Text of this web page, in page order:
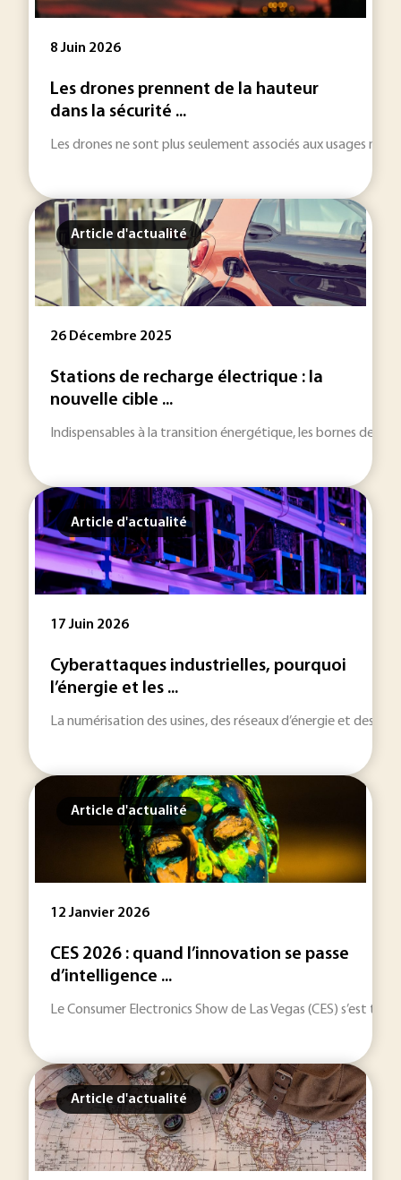
8 Juin 2026
Les drones prennent de la hauteur
dans la sécurité ...
Les drones ne sont plus seulement associés aux usages
Article d'actualité
26 Décembre 2025
Stations de recharge électrique : la
nouvelle cible ...
Indispensables à la transition énergétique, les bornes de
Article d'actualité
17 Juin 2026
Cyberattaques industrielles, pourquoi
l’énergie et les ...
La numérisation des usines, des réseaux d’énergie et des
Article d'actualité
12 Janvier 2026
CES 2026 : quand l’innovation se passe
d’intelligence ...
Le Consumer Electronics Show de Las Vegas (CES) s’est
Article d'actualité